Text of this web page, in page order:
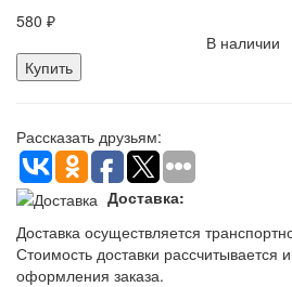
580 ₽
В наличии
Купить
Рассказать друзьям:
Доставка:
Доставка осуществляется
Стоимость доставки рассчитывается
оформления заказа.